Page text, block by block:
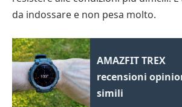
da indossare e non pesa molto.
AMAZFIT TREX
recensioni
simili